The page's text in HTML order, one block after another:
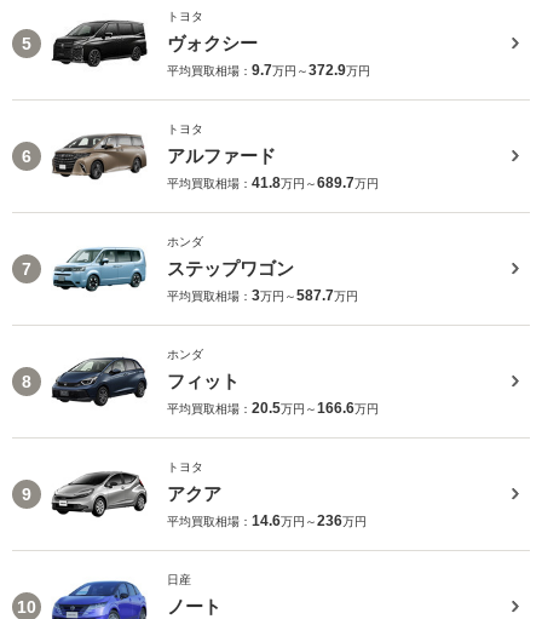
5
トヨタ
ヴォクシー
平均買取相場： 9.7万円～372.9万円
6
トヨタ
アルファード
平均買取相場： 41.8万円～689.7万円
7
ホンダ
ステップワゴン
平均買取相場： 3万円～587.7万円
8
ホンダ
フィット
平均買取相場： 20.5万円～166.6万円
9
トヨタ
アクア
平均買取相場： 14.6万円～236万円
10
日産
ノート